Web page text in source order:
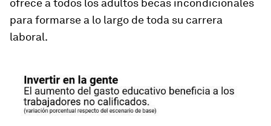
ofrece a todos los adultos becas incondicionales
para formarse a lo largo de toda su carrera
laboral.